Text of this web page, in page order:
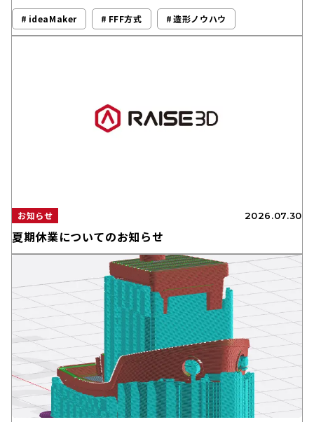
ideaMaker FFF方式 造形ノウハウ
お知らせ 2026.07.30
夏期休業についてのお知らせ